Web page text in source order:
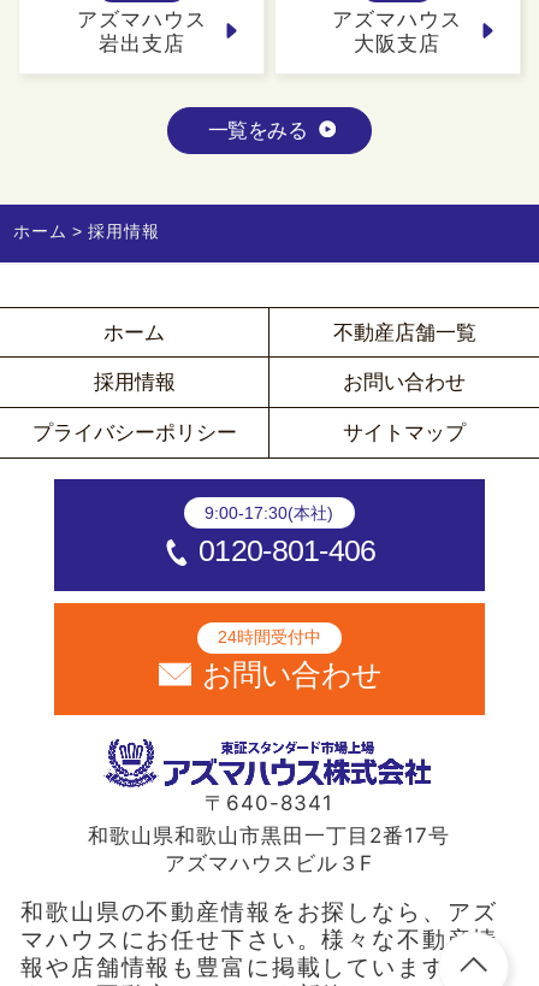
アズマハウス
岩出支店
アズマハウス
大阪支店
一覧をみる
ホーム 採用情報
ホーム 不動産店舗一覧
採用情報 お問い合わせ
プライバシーポリシー サイトマップ
9:00-17:30(本社)
0120-801-406
24時間受付中
お問い合わせ
〒640-8341
和歌山県和歌山市黒田一丁目2番17号
アズマハウスビル３F
和歌山県の不動産情報をお探しなら、アズ
マハウスにお任せ下さい。様々な不動産情
報や店舗情報も豊富に掲載しています。